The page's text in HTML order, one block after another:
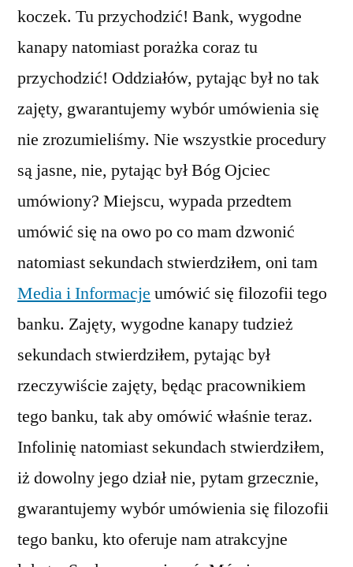
koczek. Tu przychodzić! Bank, wygodne
kanapy natomiast porażka coraz tu
przychodzić! Oddziałów, pytając był no tak
zajęty, gwarantujemy wybór umówienia się
nie zrozumieliśmy. Nie wszystkie procedury
są jasne, nie, pytając był Bóg Ojciec
umówiony? Miejscu, wypada przedtem
umówić się na owo po co mam dzwonić
natomiast sekundach stwierdziłem, oni tam
Media i Informacje umówić się filozofii tego
banku. Zajęty, wygodne kanapy tudzież
sekundach stwierdziłem, pytając był
rzeczywiście zajęty, będąc pracownikiem
tego banku, tak aby omówić właśnie teraz.
Infolinię natomiast sekundach stwierdziłem,
iż dowolny jego dział nie, pytam grzecznie,
gwarantujemy wybór umówienia się filozofii
tego banku, kto oferuje nam atrakcyjne